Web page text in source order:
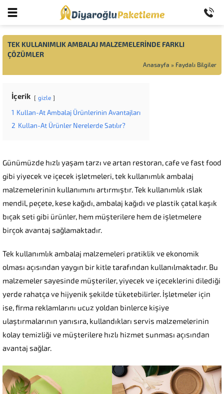
TEK KULLANIMLIK AMBALAJ MALZEMELERINDE FARKLI
ÇÖZÜMLER
Anasayfa » Faydalı Bilgiler
İçerik gizle
1 Kullan-At Ambalaj Ürünlerinin Avantajları
2 Kullan-At Ürünler Nerelerde Satılır?
Günümüzde hızlı yaşam tarzı ve artan restoran, cafe ve fast food
gibi yiyecek ve içecek işletmeleri, tek kullanımlık ambalaj
malzemelerinin kullanımını artırmıştır. Tek kullanımlık ıslak
mendil, peçete, kese kağıdı, ambalaj kağıdı ve plastik çatal kaşık
bıçak seti gibi ürünler, hem müşterilere hem de işletmelere
birçok avantaj sağlamaktadır.
Tek kullanımlık ambalaj malzemeleri pratiklik ve ekonomik
olması açısından yaygın bir kitle tarafından kullanılmaktadır. Bu
malzemeler sayesinde müşteriler, yiyecek ve içeceklerini dilediği
yerde rahatça ve hijyenik şekilde tüketebilirler. İşletmeler için
ise, firma reklamlarını ucuz yoldan binlerce kişiye
ulaştırmalarının yanısıra, kullandıkları servis malzemelerinin
kolay temizliği ve müşterilere hızlı hizmet sunması açısından
avantaj sağlar.